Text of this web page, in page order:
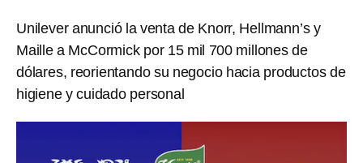
Unilever anunció la venta de Knorr, Hellmann’s y
Maille a McCormick por 15 mil 700 millones de
dólares, reorientando su negocio hacia productos de
higiene y cuidado personal